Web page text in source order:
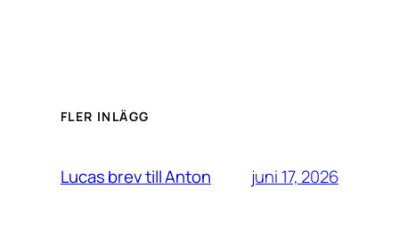
FLER INLÄGG
Lucas brev till Anton juni 17, 2026